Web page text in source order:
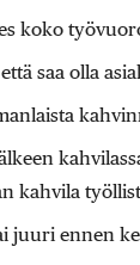
koko
saa olla
kahvila
juuri ennen